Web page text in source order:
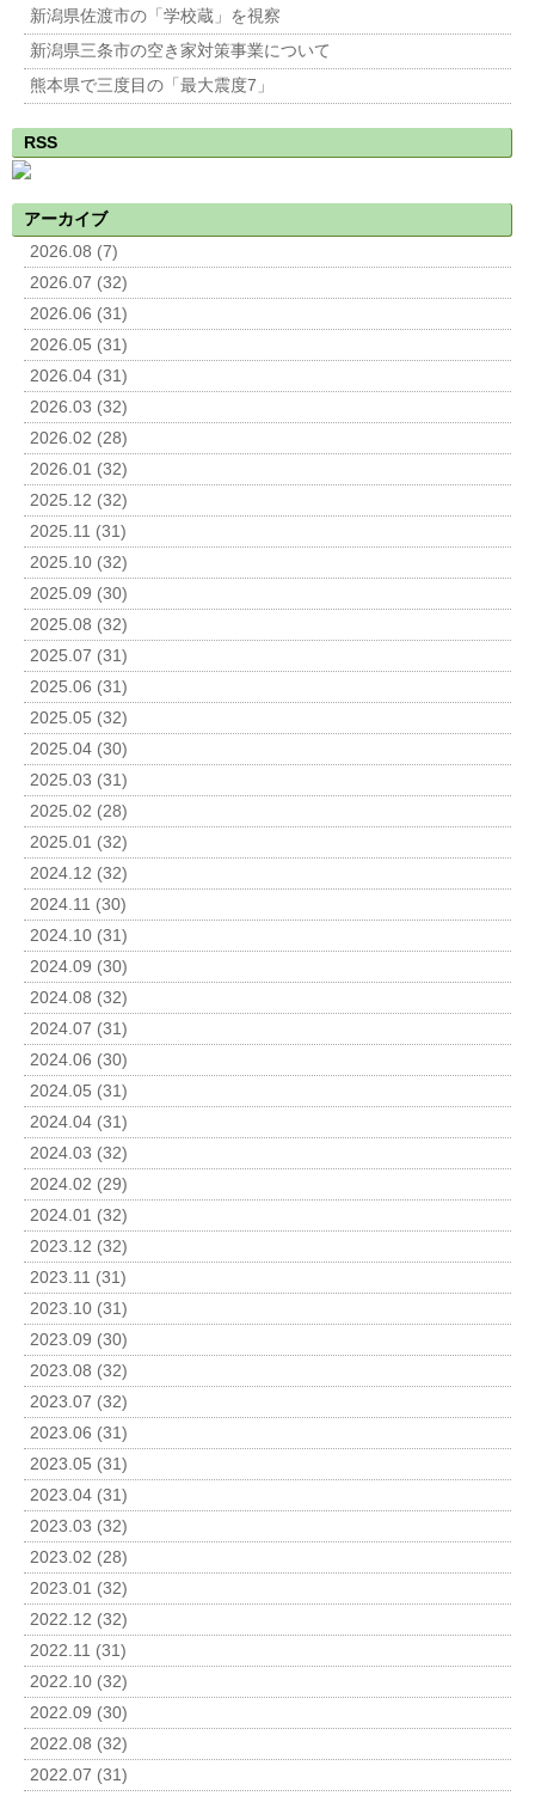
新潟県佐渡市の「学校蔵」を視察
新潟県三条市の空き家対策事業について
熊本県で三度目の「最大震度7」
RSS
アーカイブ
2026.08 (7)
2026.07 (32)
2026.06 (31)
2026.05 (31)
2026.04 (31)
2026.03 (32)
2026.02 (28)
2026.01 (32)
2025.12 (32)
2025.11 (31)
2025.10 (32)
2025.09 (30)
2025.08 (32)
2025.07 (31)
2025.06 (31)
2025.05 (32)
2025.04 (30)
2025.03 (31)
2025.02 (28)
2025.01 (32)
2024.12 (32)
2024.11 (30)
2024.10 (31)
2024.09 (30)
2024.08 (32)
2024.07 (31)
2024.06 (30)
2024.05 (31)
2024.04 (31)
2024.03 (32)
2024.02 (29)
2024.01 (32)
2023.12 (32)
2023.11 (31)
2023.10 (31)
2023.09 (30)
2023.08 (32)
2023.07 (32)
2023.06 (31)
2023.05 (31)
2023.04 (31)
2023.03 (32)
2023.02 (28)
2023.01 (32)
2022.12 (32)
2022.11 (31)
2022.10 (32)
2022.09 (30)
2022.08 (32)
2022.07 (31)